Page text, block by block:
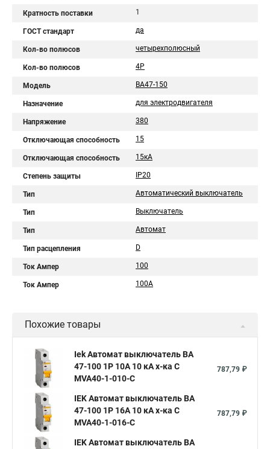
Кратность поставки 1
ГОСТ стандарт да
Кол-во полюсов четырехполюсный
Кол-во полюсов 4Р
Модель ВА47-150
Назначение для электродвигателя
Напряжение 380
Отключающая способность 15
Отключающая способность 15кА
Степень защиты IP20
Тип Автоматический выключатель
Тип Выключатель
Тип Автомат
Тип расцепления D
Ток Ампер 100
Ток Ампер 100А
Похожие товары
Iek Автомат выключатель ВА
47-100 1Р 10А 10 кА х-ка С
MVA40-1-010-C
787,79 ₽
IEK Автомат выключатель ВА
47-100 1Р 16А 10 кА х-ка С
MVA40-1-016-C
787,79 ₽
IEK Автомат выключатель ВА